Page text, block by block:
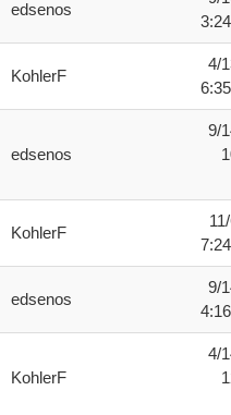
edsenos
KohlerF
4/
edsenos
9/
KohlerF
edsenos
9/
KohlerF
4/